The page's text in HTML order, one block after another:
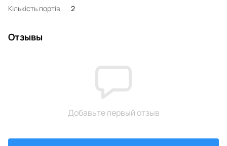
Кількість портів
2
Отзывы
Добавьте первый отзыв